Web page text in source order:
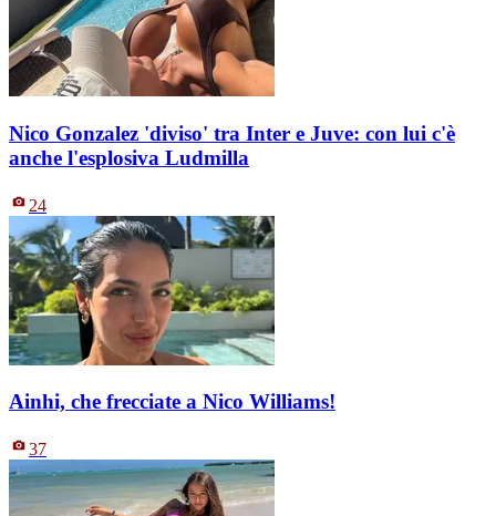
Nico Gonzalez 'diviso' tra Inter e Juve: con lui c'è
anche l'esplosiva Ludmilla
24
Ainhi, che frecciate a Nico Williams!
37